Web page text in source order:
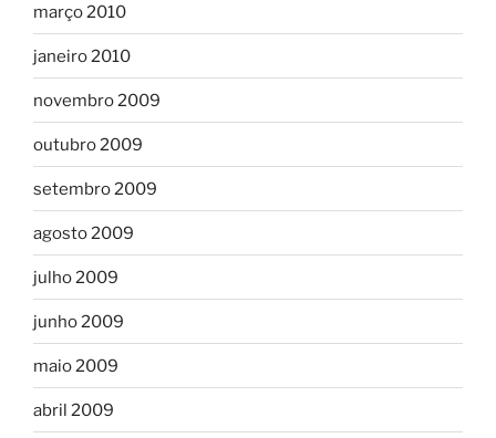
março 2010
janeiro 2010
novembro 2009
outubro 2009
setembro 2009
agosto 2009
julho 2009
junho 2009
maio 2009
abril 2009